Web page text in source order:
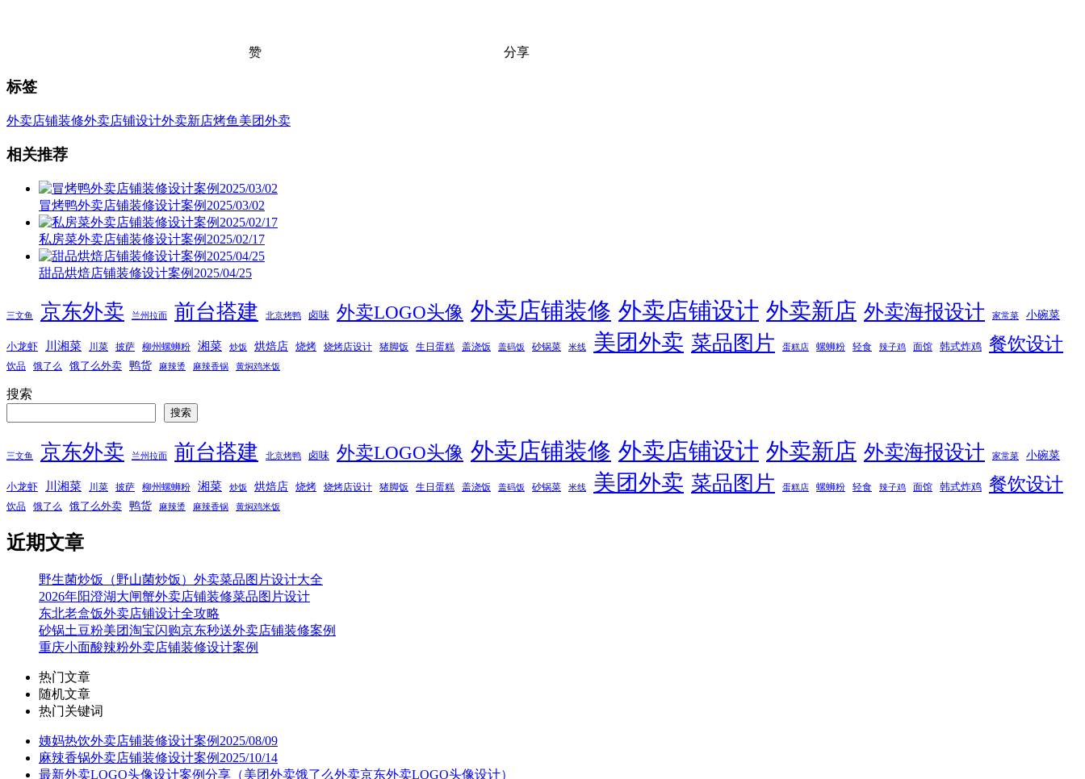
赞 分享
标签
外卖店铺装修外卖店铺设计外卖新店烤鱼 美团外卖
相关推荐
冒烤鸭外卖店铺装修设计案例2025/03/02
私房菜外卖店铺装修设计案例2025/02/17
甜品烘焙店铺装修设计案例2025/04/25
三文鱼 京东外卖 兰州拉面 前台搭建 北京烤鸭 卤味 外卖LOGO头像 外卖店铺装修 外卖店铺设计 外卖新店 外卖海报设计 家常菜 小碗菜
小龙虾 川湘菜 川菜 披萨 柳州螺蛳粉 湘菜 炒饭 烘焙店 烧烤 烧烤店设计 猪脚饭 生日蛋糕 盖浇饭 盖码饭 砂锅菜 米线 美团外卖 菜品图片 蛋糕店 螺蛳粉 轻食 辣子鸡 面馆 韩式炸鸡 餐饮设计
饮品 饿了么 饿了么外卖 鸭货 麻辣烫 麻辣香锅 黄焖鸡米饭
搜索
搜索
三文鱼 京东外卖 兰州拉面 前台搭建 北京烤鸭 卤味 外卖LOGO头像 外卖店铺装修 外卖店铺设计 外卖新店 外卖海报设计 家常菜 小碗菜
小龙虾 川湘菜 川菜 披萨 柳州螺蛳粉 湘菜 炒饭 烘焙店 烧烤 烧烤店设计 猪脚饭 生日蛋糕 盖浇饭 盖码饭 砂锅菜 米线 美团外卖 菜品图片 蛋糕店 螺蛳粉 轻食 辣子鸡 面馆 韩式炸鸡 餐饮设计
饮品 饿了么 饿了么外卖 鸭货 麻辣烫 麻辣香锅 黄焖鸡米饭
近期文章
野生菌炒饭（野山菌炒饭）外卖菜品图片设计大全
2026年阳澄湖大闸蟹外卖店铺装修菜品图片设计
东北老盒饭外卖店铺设计全攻略
砂锅土豆粉美团淘宝闪购京东秒送外卖店铺装修案例
重庆小面酸辣粉外卖店铺装修设计案例
热门文章
随机文章
热门关键词
姨妈热饮外卖店铺装修设计案例2025/08/09
麻辣香锅外卖店铺装修设计案例2025/10/14
最新外卖LOGO头像设计案例分享（美团外卖饿了么外卖京东外卖LOGO头像设计）